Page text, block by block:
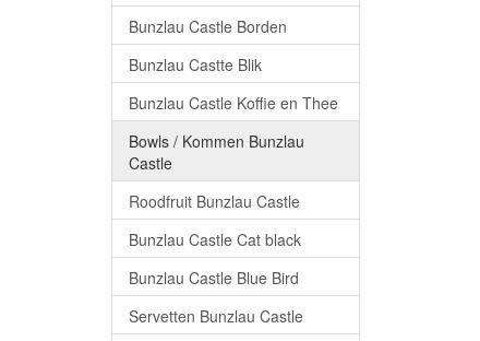
Bunzlau Castle Borden
Bunzlau Castte Blik
Bunzlau Castle Koffie en Thee
Bowls / Kommen Bunzlau
Castle
Roodfruit Bunzlau Castle
Bunzlau Castle Cat black
Bunzlau Castle Blue Bird
Servetten Bunzlau Castle